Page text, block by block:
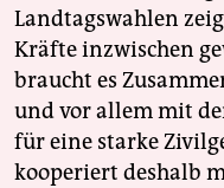
Landtagswahlen
Kräfte inzwischen
braucht es
und vor allem mit
für eine starke
kooperiert deshalb